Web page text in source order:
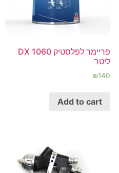
פריימר לפלסטיק DX 1060
ליטר
₪140
Add to cart